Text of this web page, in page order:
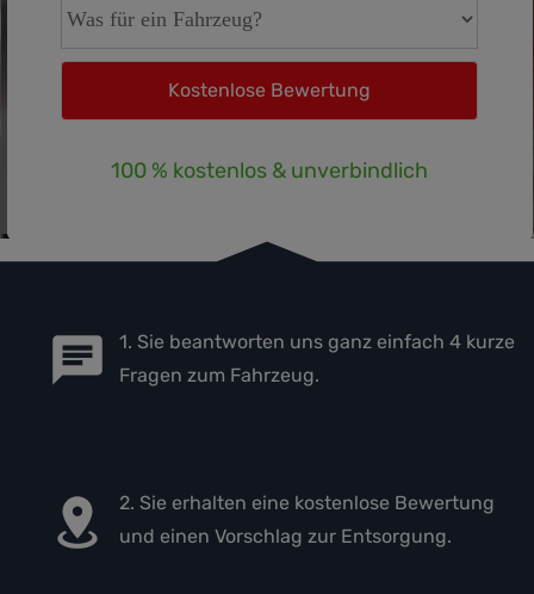
100 % kostenlos & unverbindlich
1. Sie beantworten uns ganz einfach 4 kurze
Fragen zum Fahrzeug.
2. Sie erhalten eine kostenlose Bewertung
und einen Vorschlag zur Entsorgung.